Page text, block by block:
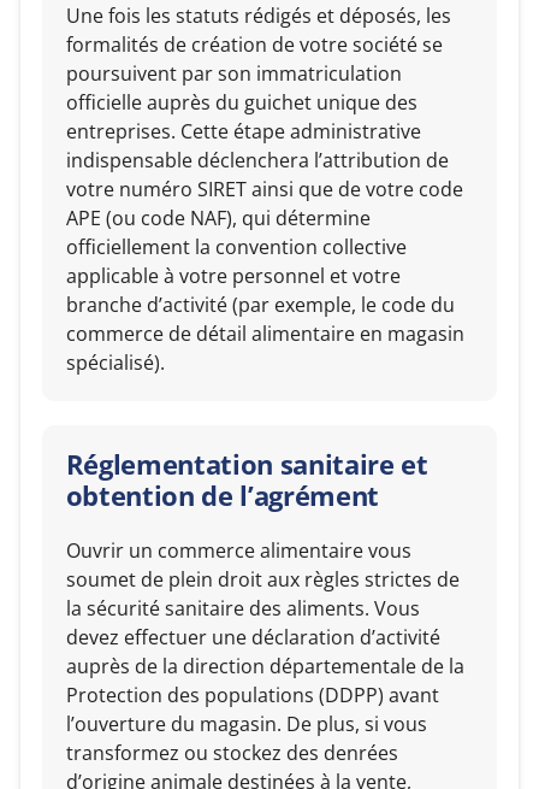
Une fois les statuts rédigés et déposés, les
formalités de création de votre société se
poursuivent par son immatriculation
officielle auprès du guichet unique des
entreprises. Cette étape administrative
indispensable déclenchera l’attribution de
votre numéro SIRET ainsi que de votre code
APE (ou code NAF), qui détermine
officiellement la convention collective
applicable à votre personnel et votre
branche d’activité (par exemple, le code du
commerce de détail alimentaire en magasin
spécialisé).
Réglementation sanitaire et
obtention de l’agrément
Ouvrir un commerce alimentaire vous
soumet de plein droit aux règles strictes de
la sécurité sanitaire des aliments. Vous
devez effectuer une déclaration d’activité
auprès de la direction départementale de la
Protection des populations (DDPP) avant
l’ouverture du magasin. De plus, si vous
transformez ou stockez des denrées
d’origine animale destinées à la vente,